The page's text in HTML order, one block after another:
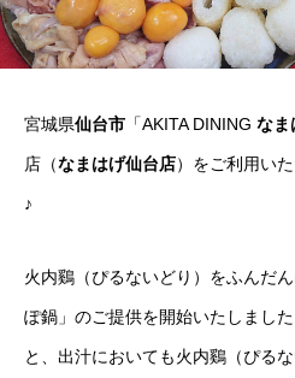
宮城県仙台市 「AKITA DINING なま
店（なまはげ仙台店）をご利用い
♪
火内鷄（ぴるないどり）をふんだ
ぽ鍋」のご提供を開始いたしまし
と、出汁においても火内鷄（ぴる